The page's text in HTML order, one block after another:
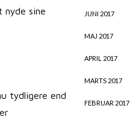
nyde sine
tydligere end
JUNI 2017
MAJ 2017
APRIL 2017
MARTS 2017
FEBRUAR 2017